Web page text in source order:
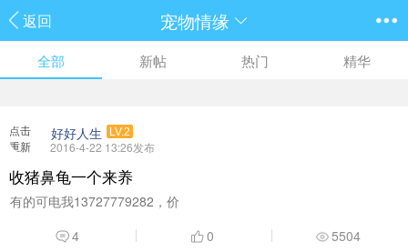
返回 宠物情缘
全部 新帖 热门 精华
点击
重新
好好人生 LV.2
2016-4-22 13:26发布
收猪鼻龟一个来养
有的可电我13727779282，价
4
0 5504